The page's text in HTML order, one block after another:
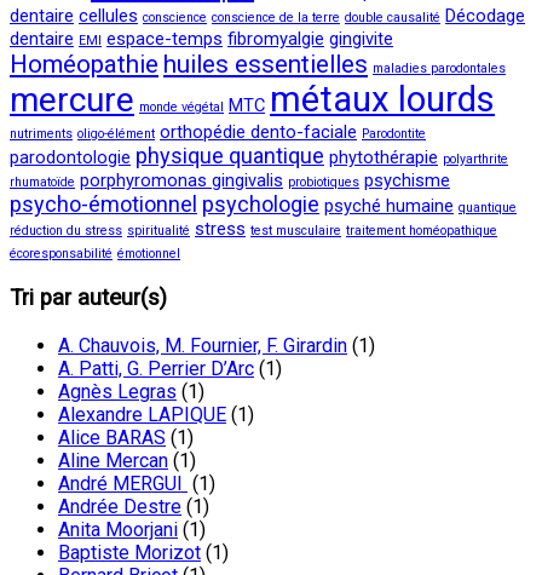
dentaire cellules conscience conscience de la terre double causalité Décodage
dentaire EMI espace-temps fibromyalgie gingivite
Homéopathie huiles essentielles maladies parodontales
mercure monde végétal MTC métaux lourds
nutriments oligo-élément orthopédie dento-faciale Parodontite
parodontologie physique quantique phytothérapie polyarthrite
rhumatoïde porphyromonas gingivalis probiotiques psychisme
psycho-émotionnel psychologie psyché humaine quantique
réduction du stress spiritualité stress test musculaire traitement homéopathique
écoresponsabilité émotionnel
Tri par auteur(s)
A. Chauvois, M. Fournier, F. Girardin (1)
A. Patti, G. Perrier D’Arc (1)
Agnès Legras (1)
Alexandre LAPIQUE (1)
Alice BARAS (1)
Aline Mercan (1)
André MERGUI
(1)
Andrée Destre (1)
Anita Moorjani (1)
Baptiste Morizot (1)